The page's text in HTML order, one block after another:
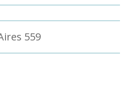
559